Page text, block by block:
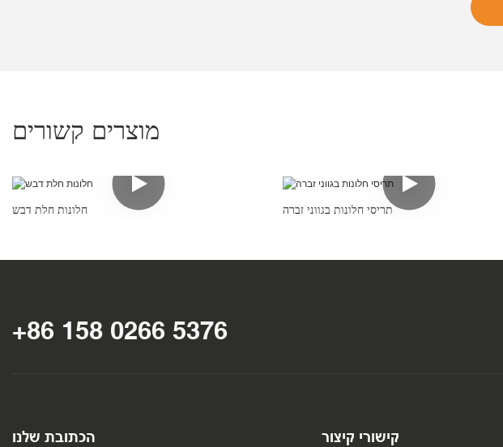
מוצרים קשורים
חלונות חלת דבש תריסי חלונות בגווני זברה
+86 158 0266 5376
הכתובת שלנו קישורי קיצור